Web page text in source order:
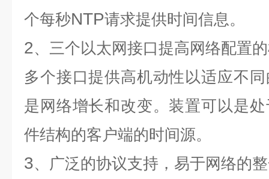
个每秒NTP请求提供时间信息。
2、三个以太网接口提高网络配置
多个接口提供高机动性以适应不
是网络增长和改变。装置可以是
件结构的客户端的时间源。
3、广泛的协议支持，易于网络的